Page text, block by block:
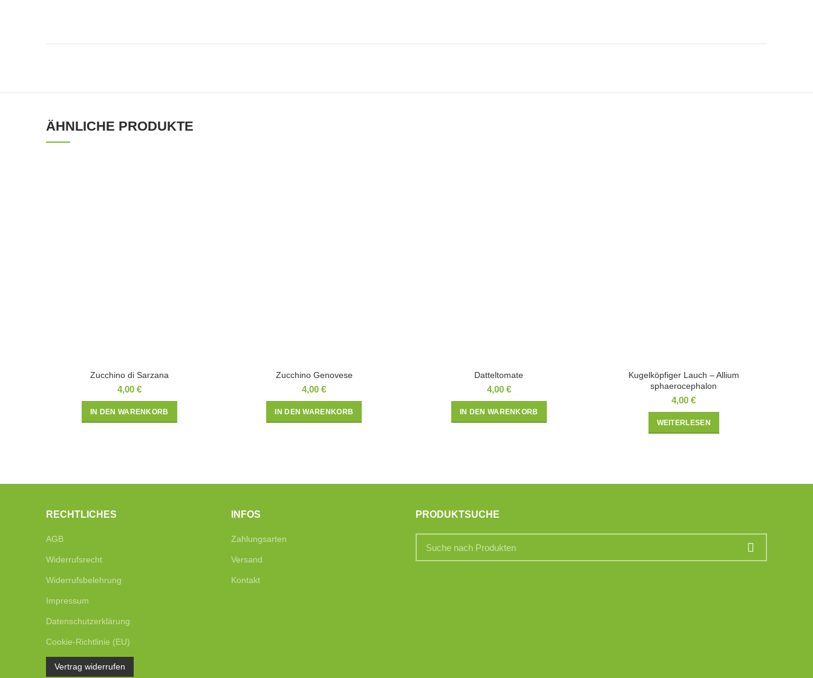
ÄHNLICHE PRODUKTE
Zucchino di Sarzana
4,00 €
IN DEN WARENKORB
Zucchino Genovese
4,00€
IN DEN WARENKORB
Datteltomate
4,00 €
IN DEN WARENKORB
Kugelköpfiger Lauch – Allium
sphaerocephalon
4,00€
WEITERLESEN
RECHTLICHES
AGB
Widerrufsrecht
Widerrufsbelehrung
Impressum
Datenschutzerklärung
Cookie-Richtlinie (EU)
Vertrag widerrufen
INFOS
Zahlungsarten
Versand
Kontakt
PRODUKTSUCHE